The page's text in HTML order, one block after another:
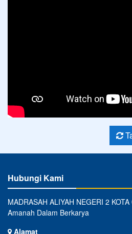
Hubungi Kami
MADRASAH ALIYAH NEGERI 2
Amanah Dalam Berkarya
Alamat